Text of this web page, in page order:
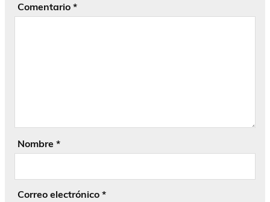
Comentario *
Nombre *
Correo electrónico *